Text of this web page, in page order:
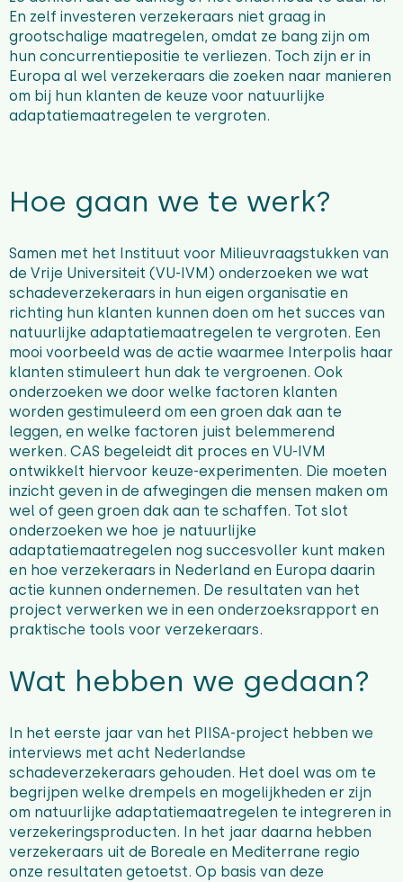
En zelf investeren verzekeraars niet graag in
grootschalige maatregelen, omdat ze bang zijn om
hun concurrentiepositie te verliezen. Toch zijn er in
Europa al wel verzekeraars die zoeken naar manieren
om bij hun klanten de keuze voor natuurlijke
adaptatiemaatregelen te vergroten.
Hoe gaan we te werk?
Samen met het Instituut voor Milieuvraagstukken van
de Vrije Universiteit (VU-IVM) onderzoeken we wat
schadeverzekeraars in hun eigen organisatie en
richting hun klanten kunnen doen om het succes van
natuurlijke adaptatiemaatregelen te vergroten. Een
mooi voorbeeld was de actie waarmee Interpolis haar
klanten stimuleert hun dak te vergroenen. Ook
onderzoeken we door welke factoren klanten
worden gestimuleerd om een groen dak aan te
leggen, en welke factoren juist belemmerend
werken. CAS begeleidt dit proces en VU-IVM
ontwikkelt hiervoor keuze-experimenten. Die moeten
inzicht geven in de afwegingen die mensen maken om
wel of geen groen dak aan te schaffen. Tot slot
onderzoeken we hoe je natuurlijke
adaptatiemaatregelen nog succesvoller kunt maken
en hoe verzekeraars in Nederland en Europa daarin
actie kunnen ondernemen. De resultaten van het
project verwerken we in een onderzoeksrapport en
praktische tools voor verzekeraars.
Wat hebben we gedaan?
In het eerste jaar van het PIISA-project hebben we
interviews met acht Nederlandse
schadeverzekeraars gehouden. Het doel was om te
begrijpen welke drempels en mogelijkheden er zijn
om natuurlijke adaptatiemaatregelen te integreren in
verzekeringsproducten. In het jaar daarna hebben
verzekeraars uit de Boreale en Mediterrane regio
onze resultaten getoetst. Op basis van deze